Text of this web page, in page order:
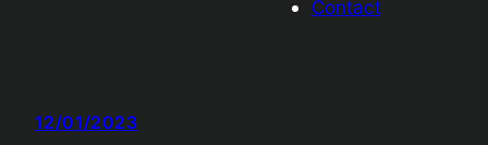
Contact
12/01/2023